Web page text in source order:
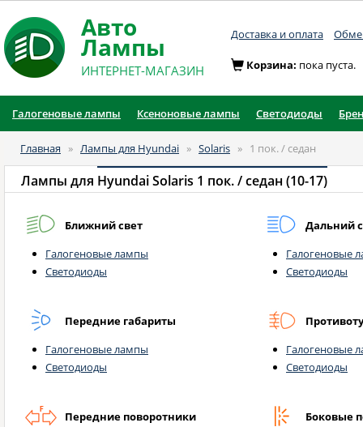
Авто
Лампы
ИНТЕРНЕТ-МАГАЗИН
Доставка и оплата
Корзина: пока пуста.
Галогеновые лампы Ксеноновые лампы Светодиоды
Главная » Лампы для Hyundai » Solaris » 1 пок. / седан
Лампы для Hyundai Solaris 1 пок. / седан (10-17)
Ближний свет
Галогеновые лампы
Светодиоды
Дальний
Галогеновые
Светодиоды
Передние габариты
Галогеновые лампы
Светодиоды
Галогеновые
Светодиоды
Передние поворотники
Боковые